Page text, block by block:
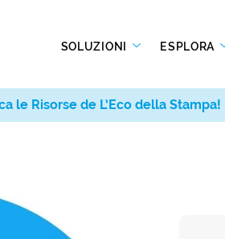
SOLUZIONI ESPLORA
le Risorse de L’Eco della Stampa!